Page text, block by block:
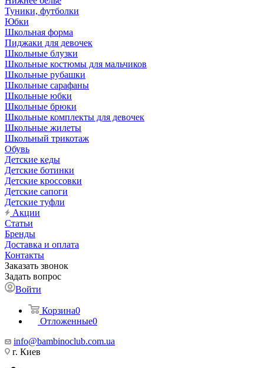
Туники, футболки
Юбки
Школьная форма
Пиджаки для девочек
Школьные блузки
Школьные костюмы для мальчиков
Школьные рубашки
Школьные сарафаны
Школьные юбки
Школьные брюки
Школьные комплекты для девочек
Школьные жилеты
Школьный трикотаж
Обувь
Детские кеды
Детские ботинки
Детские кроссовки
Детские сапоги
Детские туфли
Акции
Статьи
Бренды
Доставка и оплата
Контакты
Заказать звонок
Задать вопрос
Войти
Корзина0
Отложенные0
info@bambinoclub.com.ua
г. Киев